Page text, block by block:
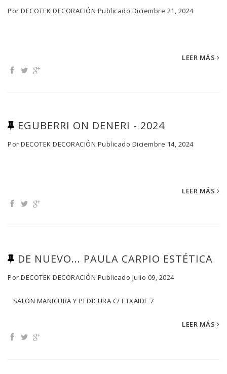
Por DECOTEK DECORACIÓN Publicado Diciembre 21, 2024
LEER MÁS
EGUBERRI ON DENERI - 2024
Por DECOTEK DECORACIÓN Publicado Diciembre 14, 2024
LEER MÁS
DE NUEVO... PAULA CARPIO ESTÉTICA
Por DECOTEK DECORACIÓN Publicado Julio 09, 2024
SALON MANICURA Y PEDICURA C/ ETXAIDE 7
LEER MÁS